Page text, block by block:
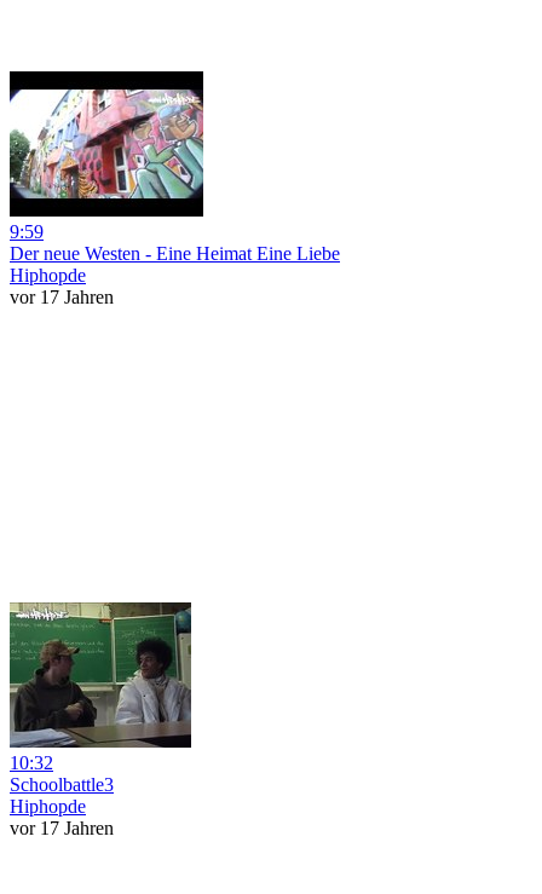
9:59
Der neue Westen - Eine Heimat Eine Liebe
Hiphopde
vor 17 Jahren
10:32
Schoolbattle3
Hiphopde
vor 17 Jahren